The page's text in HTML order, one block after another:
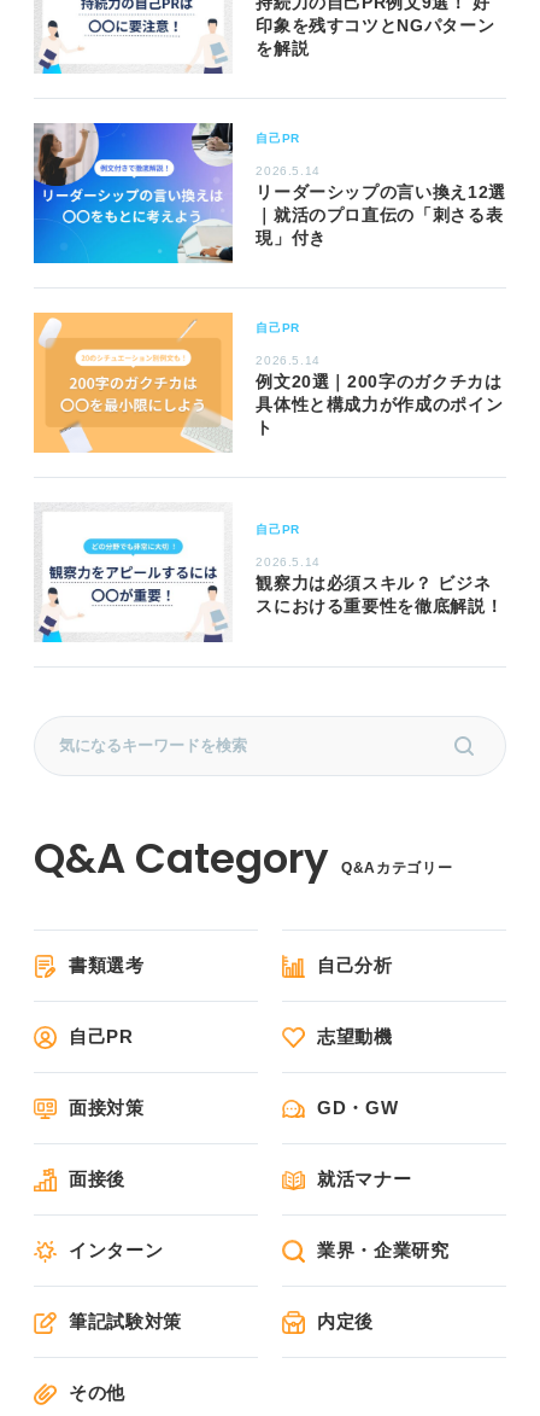
印象を残すコツとNGパターン
を解説
自己PR
2026.5.14
リーダーシップの言い換え12選
｜就活のプロ直伝の「刺さる表
現」付き
自己PR
2026.5.14
例文20選｜200字のガクチカは
具体性と構成力が作成のポイン
ト
自己PR
2026.5.14
観察力は必須スキル？ ビジネ
スにおける重要性を徹底解説！
Q&Aカテゴリー
書類選考 自己分析
自己PR 志望動機
面接対策 GD・GW
面接後 就活マナー
インターン 業界・企業研究
筆記試験対策 内定後
その他